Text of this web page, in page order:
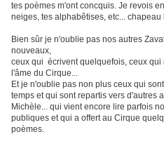
tes poèmes m'ont concquis. Je revois
neiges, tes alphabêtises, etc... chapeau
Bien sûr je n'oublie pas nos autres
nouveaux,
ceux qui écrivent quelquefois, ceux
l'âme du Cirque...
Et je n'oublie pas non plus ceux qui
temps et qui sont repartis vers d'autres
Michèle... qui vient encore lire parfois
publiques et qui a offert au Cirque
poèmes.